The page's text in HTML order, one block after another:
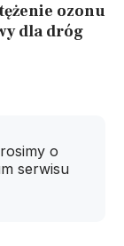
ozonu
dla dróg
o
serwisu